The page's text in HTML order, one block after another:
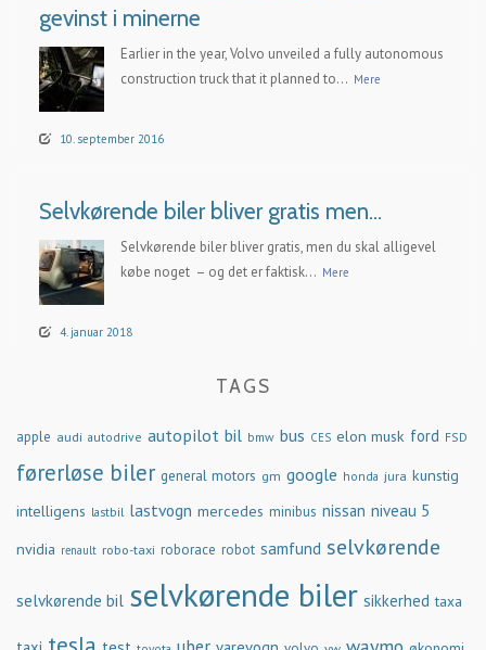
gevinst i minerne
Earlier in the year, Volvo unveiled a fully autonomous
construction truck that it planned to... Mere
10. september 2016
Selvkørende biler bliver gratis men…
Selvkørende biler bliver gratis, men du skal alligevel
købe noget – og det er faktisk... Mere
4. januar 2018
TAGS
apple audi autodrive autopilot bil bmw bus CES elon musk ford FSD
førerløse biler general motors gm google honda jura kunstig
intelligens lastbil lastvogn mercedes minibus nissan niveau 5
nvidia renault robo-taxi roborace robot samfund selvkørende
selvkørende bil selvkørende biler sikkerhed taxa